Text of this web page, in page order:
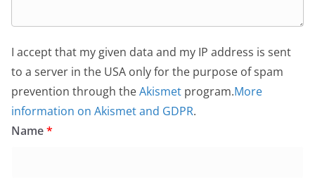
I accept that my given data and my IP address is sent
to a server in the USA only for the purpose of spam
prevention through theAkismet program.More
information on Akismet and GDPR.
Name*